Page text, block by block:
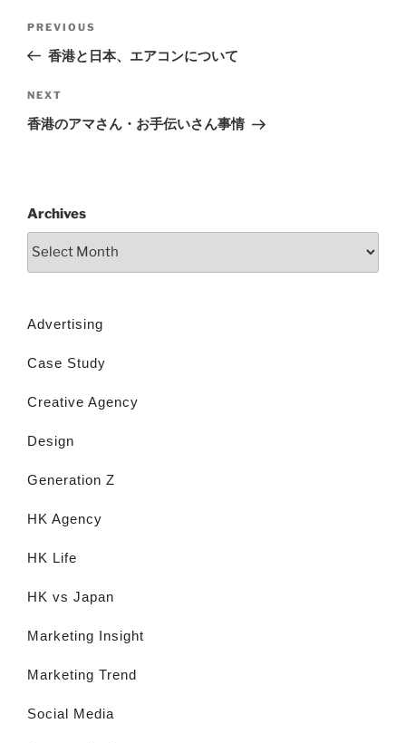
PREVIOUS
香港と日本、エアコンについて
NEXT
香港のアマさん・お手伝いさん事情
Archives
Advertising
Case Study
Creative Agency
Design
Generation Z
HK Agency
HK Life
HK vs Japan
Marketing Insight
Marketing Trend
Social Media